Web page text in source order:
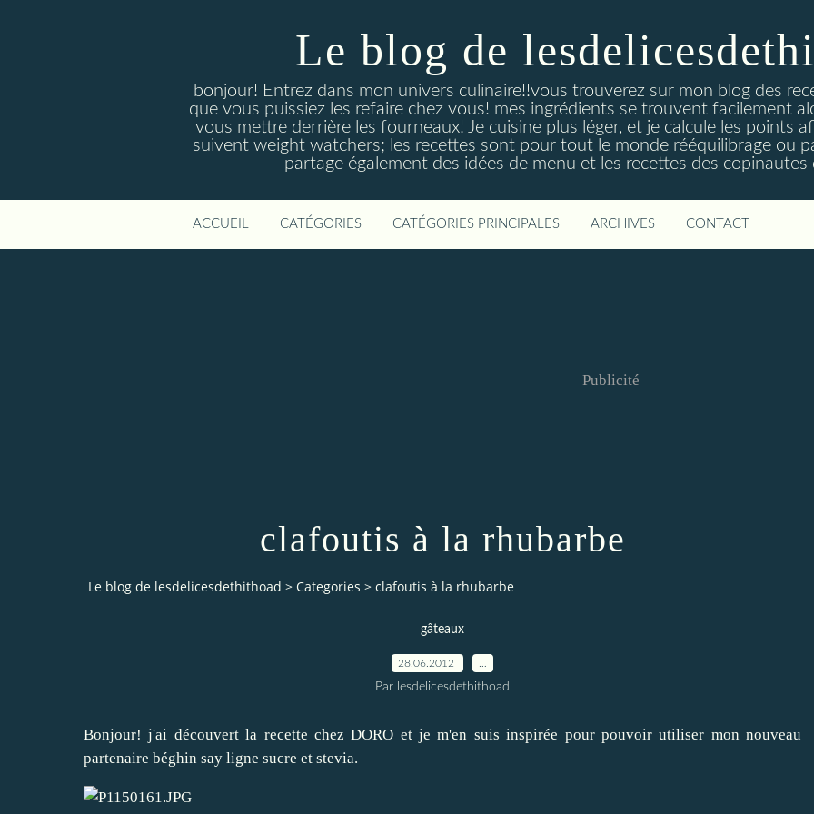
Le blog de
bonjour! Entrez dans mon univers culinaire!!vous trouverez sur mon blog des
que vous puissiez les refaire chez vous! mes ingrédients se trouvent facilement
vous mettre derrière les fourneaux! Je cuisine plus léger, et je calcule les points
suivent weight watchers; les recettes sont pour tout le monde rééquilibrage ou
partage également des idées de menu et les recettes des copinautes
ACCUEIL CATÉGORIES CATÉGORIES PRINCIPALES ARCHIVES CONTACT
Publicité
clafoutis à la rhubarbe
Le blog de lesdelicesdethithoad > Categories > clafoutis à la rhubarbe
gâteaux
28.06.2012
Par lesdelicesdethithoad
Bonjour! j'ai découvert la recette chezDORO et je m'en suis inspirée pour pouvoir utiliser mon nouveau
partenaire béghin say ligne sucre et stevia.